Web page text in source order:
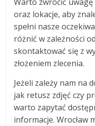
oraz lokacje, aby
spełni nasze
różnić w zależności
skontaktować się z
złożeniem zlecenia.
Jeżeli zależy nam na
jak retusz zdjęć czy
warto zapytać
informacje. Wrocław